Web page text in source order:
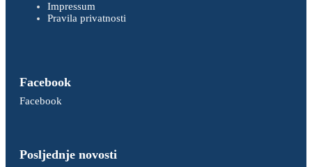
Impressum
Pravila privatnosti
Facebook
Facebook
Posljednje novosti